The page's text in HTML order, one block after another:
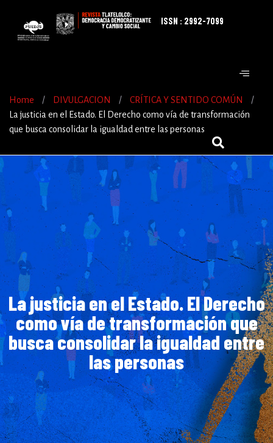
ISSN : 2992-7099
Home / DIVULGACION / CRÍTICA Y SENTIDO COMÚN
/
La justicia en el Estado. El Derecho como vía de transformación
que busca consolidar la igualdad entre las personas
La justicia en el Estado. El Derecho
como vía de transformación que
busca consolidar la igualdad entre
las personas